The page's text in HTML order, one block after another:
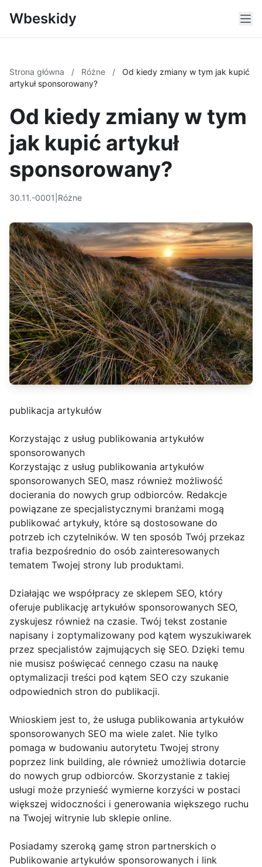
Wbeskidy
Strona główna / Różne /
Od kiedy zmiany w tym jak kupić
artykuł sponsorowany?
Od kiedy zmiany w tym
jak kupić artykuł
sponsorowany?
30.11.-0001 Różne
publikacja artykułów
Korzystając z usług publikowania artykułów
sponsorowanych
Korzystając z usług publikowania artykułów
sponsorowanych SEO, masz również możliwość
docierania do nowych grup odbiorców. Redakcje
powiązane ze specjalistycznymi branżami mogą
publikować artykuły, które są dostosowane do
potrzeb ich czytelników. W ten sposób Twój przekaz
trafia bezpośrednio do osób zainteresowanych
tematem Twojej strony lub produktami.
Działając we współpracy ze sklepem SEO, który
oferuje publikację artykułów sponsorowanych SEO,
zyskujesz również na czasie. Twój tekst zostanie
napisany i zoptymalizowany pod kątem wyszukiwarek
przez specjalistów zajmujących się SEO. Dzięki temu
nie musisz poświęcać cennego czasu na naukę
optymalizacji treści pod kątem SEO czy szukanie
odpowiednich stron do publikacji.
Wnioskiem jest to, że usługa publikowania artykułów
sponsorowanych SEO ma wiele zalet. Nie tylko
pomaga w budowaniu autorytetu Twojej strony
poprzez link building, ale również umożliwia dotarcie
do nowych grup odbiorców. Skorzystanie z takiej
usługi może przynieść wymierne korzyści w postaci
większej widoczności i generowania większego ruchu
na Twojej witrynie lub sklepie online.
Posiadamy szeroką gamę stron partnerskich o
Publikowanie artykułów sponsorowanych i link